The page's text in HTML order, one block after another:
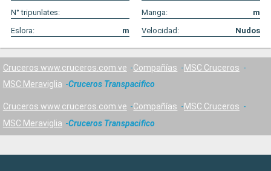
N° tripunlates:
Manga:
m
Eslora:
m Velocidad: Nudos
Cruceros www.cruceros.com.ve Compañías
MSC Cruceros
MSC Meraviglia
Cruceros Transpacifico
Cruceros www.cruceros.com.ve Compañías
MSC Cruceros
MSC Meraviglia
Cruceros Transpacifico